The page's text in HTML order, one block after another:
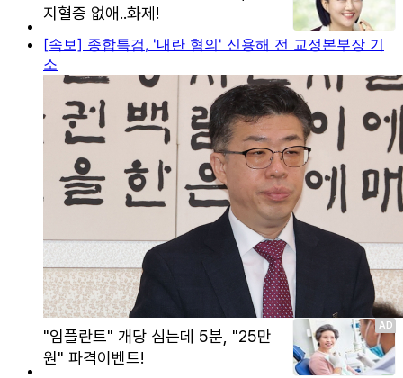
[속보] 종합특검, '내란 혐의' 신용해 전 교정본부장 기
소